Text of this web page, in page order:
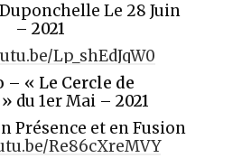
Le 28 Juin
– 2021
Lp_shEdJqW0
– « Le Cercle de
du 1er Mai – 2021
Présence et en Fusion
Re86cXreMVY